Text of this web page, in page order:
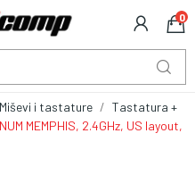
0
Miševi i tastature
Tastatura +
MEMPHIS, 2.4GHz, US layout,